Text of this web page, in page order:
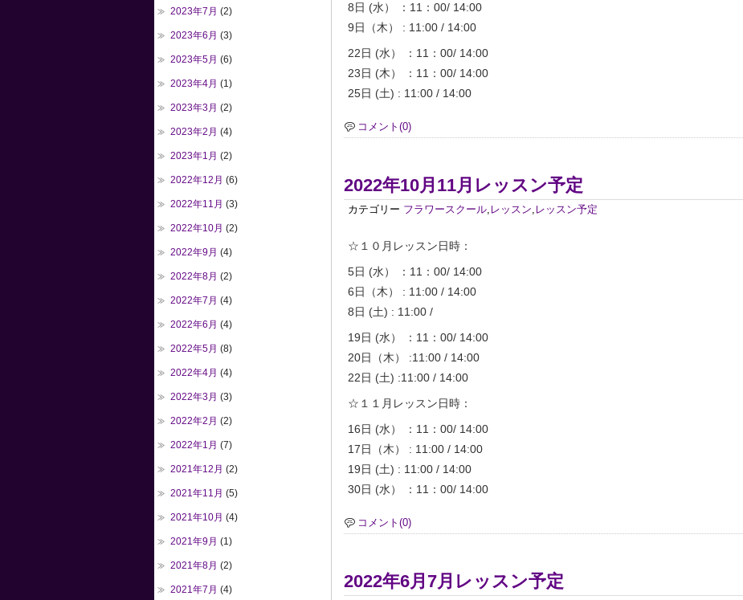
8日 (水） ：11：00/ 14:00
9日（木） : 11:00 / 14:00
22日 (水） ：11：00/ 14:00
23日 (木） ：11：00/ 14:00
25日 (土) : 11:00 / 14:00
コメント(0)
2022年10月11月レッスン予定
カテゴリー フラワースクール, レッスン, レッスン予定
☆１０月レッスン日時：
5日 (水） ：11：00/ 14:00
6日（木） : 11:00 / 14:00
8日 (土) : 11:00 /
19日 (水） ：11：00/ 14:00
20日（木） :11:00 / 14:00
22日 (土) :11:00 / 14:00
☆１１月レッスン日時：
16日 (水） ：11：00/ 14:00
17日（木） : 11:00 / 14:00
19日 (土) : 11:00 / 14:00
30日 (水） ：11：00/ 14:00
コメント(0)
2022年6月7月レッスン予定
2023年7月 (2)
2023年6月 (3)
2023年5月 (6)
2023年4月 (1)
2023年3月 (2)
2023年2月 (4)
2023年1月 (2)
2022年12月 (6)
2022年11月 (3)
2022年10月 (2)
2022年9月 (4)
2022年8月 (2)
2022年7月 (4)
2022年6月 (4)
2022年5月 (8)
2022年4月 (4)
2022年3月 (3)
2022年2月 (2)
2022年1月 (7)
2021年12月 (2)
2021年11月 (5)
2021年10月 (4)
2021年9月 (1)
2021年8月 (2)
2021年7月 (4)